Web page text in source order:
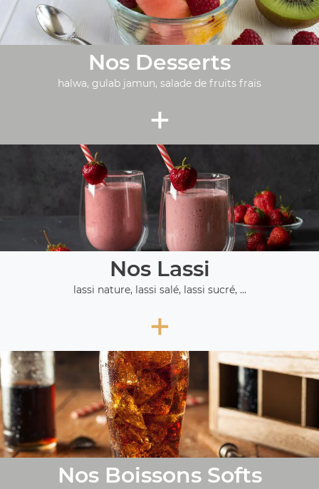
Nos Desserts
halwa, gulab jamun, salade de fruits frais
+
Nos Lassi
lassi nature, lassi salé, lassi sucré, ...
+
Nos Boissons Softs